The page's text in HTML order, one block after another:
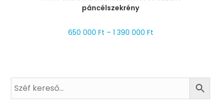
páncélszekrény
650 000 Ft – 1 390 000 Ft